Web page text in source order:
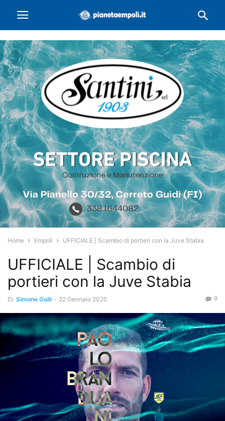
Home Empoli UFFICIALE | Scambio di portieri con la Juve Stabia
UFFICIALE | Scambio di
portieri con la Juve Stabia
Di Simone Galli - 22 Gennaio 2020 9